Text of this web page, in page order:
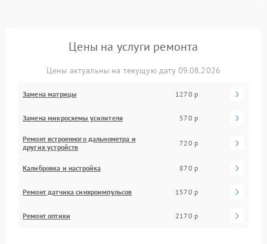
Цены на услуги ремонта
Цены актуальны на текущую дату 09.08.2026
Замена матрицы 1270 р
Замена микросхемы усилителя 570 р
Ремонт встроенного дальнометра и
других устройств
720 р
Калибровка и настройка 870 р
Ремонт датчика синхроимпульсов 1570 р
Ремонт оптики 2170 р